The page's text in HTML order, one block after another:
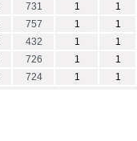
731 1
1
757 1
1
432 1
1
726 1
1
724 1 1